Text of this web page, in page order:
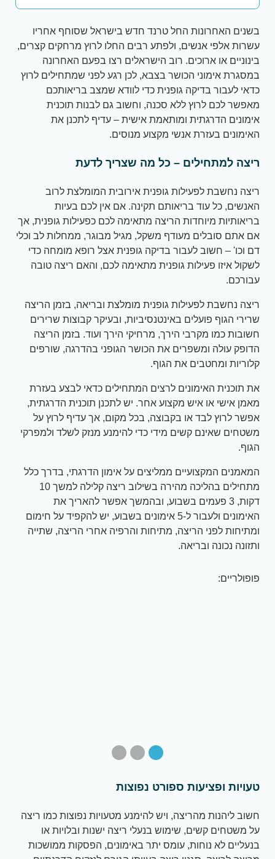
בשנים האחרונות החל טרנד חדש בישראל שסוחף אחריו
עשרות אלפי אנשים, ולפתע רבים החלו לרוץ מרחקים קצרים,
בינוניים או ארוכים. רוב הישראלים רצו בפעם האחרונה
במסגרת אימוני הכושר בצבא, לכן רגע לפני שמתחילים לרוץ
כדאי לעבור בדיקה גופנית כדי לוודא שמצב בריאותכם
מאפשר לכם לרוץ ללא סכנה, וחשוב גם לבנות תוכנית
אימונים הדרגתית ומותאמת אישית – עדיף לתכנן את
האימונים בעזרת אנשי מקצוע מנוסים.
ריצה למתחילים – כל מה שצריך לדעת
ריצה נחשבת לפעילות גופנית אירובית המומלצת לרוב
האנשים, כל עוד בריאותם תקינה. אם אין לכם בעיות
בריאותיות מיוחדות הריצה מתאימה לכם כפעילות גופנית, אך
אם אתם סובלים מעודף משקל, מגיל מבוגר, ממחלות לב וכלי
דם וכו' – חשוב לעבור בדיקה גופנית אצל רופא מומחה כדי
לשקול איזו פעילות גופנית מתאימה לכם, והאם ריצה טובה
עבורכם.
ריצה נחשבת לפעילות גופנית מומלצת ובריאה, בזמן הריצה
שרירי הגוף פועלים באינטנסיביות, ובעיקר קבוצות שרירים
חשובות כמו מקרבי הירך, מרחיקי הירך ועוד. בזמן הריצה
הדופק עולה ומשפרים את הכושר הגופני בהדרגה, שורפים
קלוריות ומחטבים את הגוף.
את תוכנית האימונים לרצים המתחילים כדאי לבצע בעזרת
מאמן אישי או איש מקצוע אחר. יש לתכנן תוכנית הדרגתית,
אפשר לרוץ לבד או בקבוצה, בכל מקום, אך עדיף לרוץ על
משטחים שאינם קשים מידי כדי להימנע מנזק לשלד ולמפרקי
הגוף.
המאמנים המקצועיים ממליצים על אימון הדרגתי, בדרך כלל
מתחילים בהליכה מהירה בשילוב ריצה קלילה למשך 10
דקות, 3 פעמים בשבוע, ובהמשך אפשר להאריך את
האימונים ולעבור ל-5 אימונים בשבוע, יש להקפיד על חימום
ומתיחות לפני הריצה, מתיחות והרפיה אחרי הריצה, שתייה
ותזונה נכונה ובריאה.
פופולריים:
טעויות ופציעות ספורט נפוצות
חשוב ליהנות מהריצה, ויש להימנע מטעויות נפוצות כמו ריצה
על משטחים קשים, שימוש בנעלי ריצה ישנות ובלויות או
בנעליים לא נוחות, עומס יתר באימונים, הפסקות ממושכות